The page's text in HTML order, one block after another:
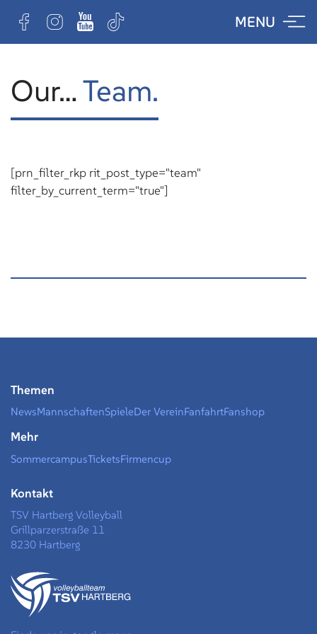
content
MENU
Our…Team.
[prn_filter_rkp rit_post_type="team"
filter_by_current_term="true"]
Themen
NewsMannschaftenSpieleDer VereinFanfahrtFanshop
Mehr
SommercampusTicketsFirmencup
Kontakt
TSV Hartberg Volleyball
Grillparzerstraße 11
8230 Hartberg